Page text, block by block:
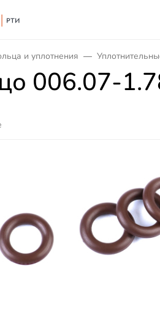
и уплотнения
006.07-